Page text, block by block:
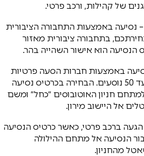
של קהילות, ורכב פרטי.
נסיעה באמצעות התחבורה הציבורית
בתחבורה ציבורית מאזור
הנסיעה הוא אישור השהייה בהר.
באמצעות חברות הסעה פרטיות
ואוטובוסים פרטיים עד 50 נוסעים. הבחירה בכרטיס נסיעה
חניון האוטובוסים ״כחל״ ומשם
אל היישוב מירון.
ברכב פרטי, כאשר כרטיס הנסיעה
הנסיעה אל מתחם ההילולה
מהחניון.